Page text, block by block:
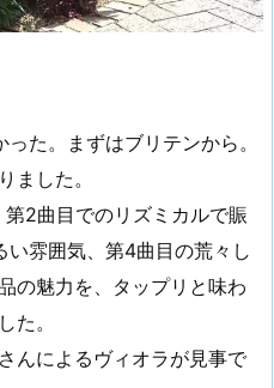
た。まずはブリテンから。
ました。
2曲目でのリズミカルで賑
雰囲気、第4曲目の荒々し
の魅力を、タップリと味わ
た。
んによるヴィオラが見事で